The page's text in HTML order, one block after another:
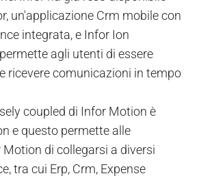
un'applicazione Crm mobile con
integrata, e Infor Ion
agli utenti di essere
ricevere comunicazioni in tempo
coupled di Infor Motion è
e questo permette alle
di collegarsi a diversi
tra cui Erp, Crm, Expense